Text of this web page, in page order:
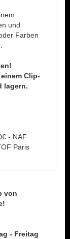
und
Farben
Clip-
lagern.
- NAF
Paris
von
- Freitag